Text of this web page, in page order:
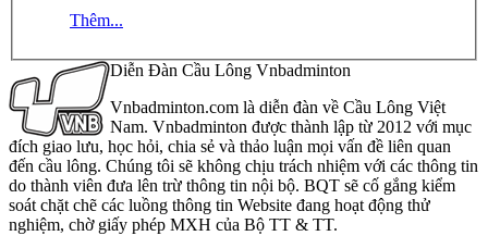
Thêm...
Diễn Đàn Cầu Lông Vnbadminton
Vnbadminton.com là diễn đàn về Cầu Lông Việt
Nam. Vnbadminton được thành lập từ 2012 với mục
đích giao lưu, học hỏi, chia sẻ và thảo luận mọi vấn đề liên quan
đến cầu lông. Chúng tôi sẽ không chịu trách nhiệm với các thông tin
do thành viên đưa lên trừ thông tin nội bộ. BQT sẽ cố gắng kiểm
soát chặt chẽ các luồng thông tin Website đang hoạt động thử
nghiệm, chờ giấy phép MXH của Bộ TT & TT.